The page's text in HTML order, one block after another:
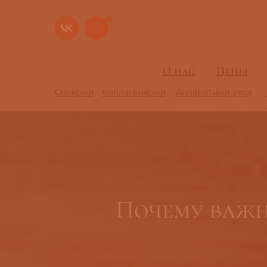
Цены
Цены
О нас
О нас
Солярий Коллагенарий Аппаратный уход
Аппаратный уход
Коллагенарий
Солярий
Почему